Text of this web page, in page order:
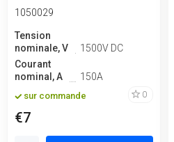
1050029
Tension
nominale, V
1500V DC
Courant
nominal, A
150A
sur commande 0
€7